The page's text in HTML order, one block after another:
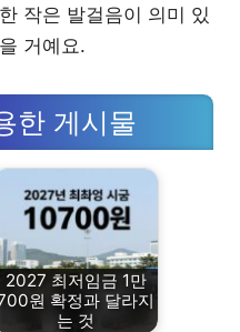
작은 발걸음이 의미 있
거예요.
한 게시물
2027 최저임금 1만
원 확정과 달라지
는 것